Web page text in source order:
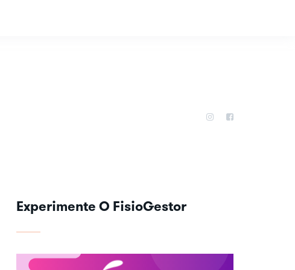
Experimente O FisioGestor